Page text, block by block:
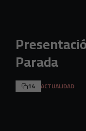
Parada
14 ACTUALIDAD